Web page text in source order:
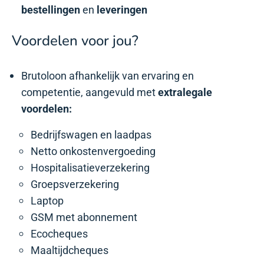
bestellingen en leveringen
Voordelen voor jou?
Brutoloon afhankelijk van ervaring en
competentie, aangevuld met extralegale
voordelen:
Bedrijfswagen en laadpas
Netto onkostenvergoeding
Hospitalisatieverzekering
Groepsverzekering
Laptop
GSM met abonnement
Ecocheques
Maaltijdcheques